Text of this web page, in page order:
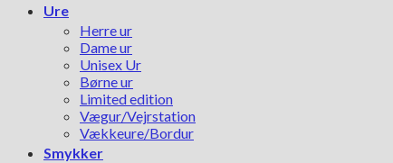
Ure
Herre ur
Dame ur
Unisex Ur
Børne ur
Limited edition
Vægur/Vejrstation
Vækkeure/Bordur
Smykker